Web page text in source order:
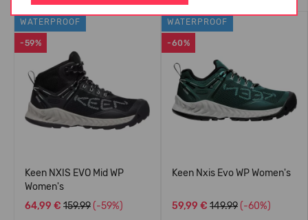
-59%
WATERPROOF
Keen NXIS EVO Mid WP
Women's
64,99 € 159.99 (-59%)
-60%
WATERPROOF
Keen Nxis Evo WP Women's
59,99 € 149.99 (-60%)